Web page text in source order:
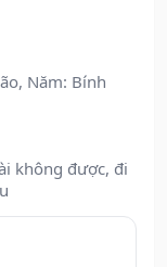
Năm: Bính
không được, đi